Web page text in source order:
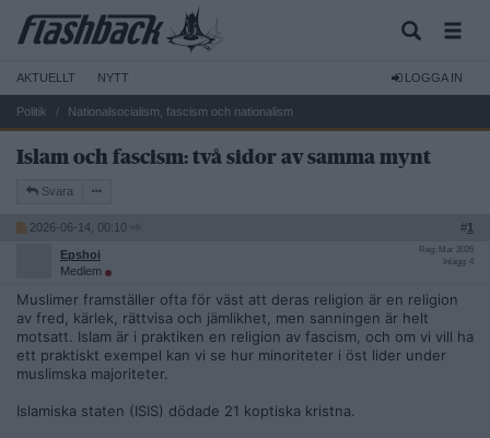
AKTUELLT NYTT LOGGA IN
Politik Nationalsocialism, fascism och nationalism
Islam och fascism: två sidor av samma mynt
Svara
2026-06-14, 00:10 #1
Epshoi
Medlem
Reg: Mar 2026
Inlägg: 4
Muslimer framställer ofta för väst att deras religion är en religion
av fred, kärlek, rättvisa och jämlikhet, men sanningen är helt
motsatt. Islam är i praktiken en religion av fascism, och om vi vill ha
ett praktiskt exempel kan vi se hur minoriteter i öst lider under
muslimska majoriteter.
Islamiska staten (ISIS) dödade 21 koptiska kristna.